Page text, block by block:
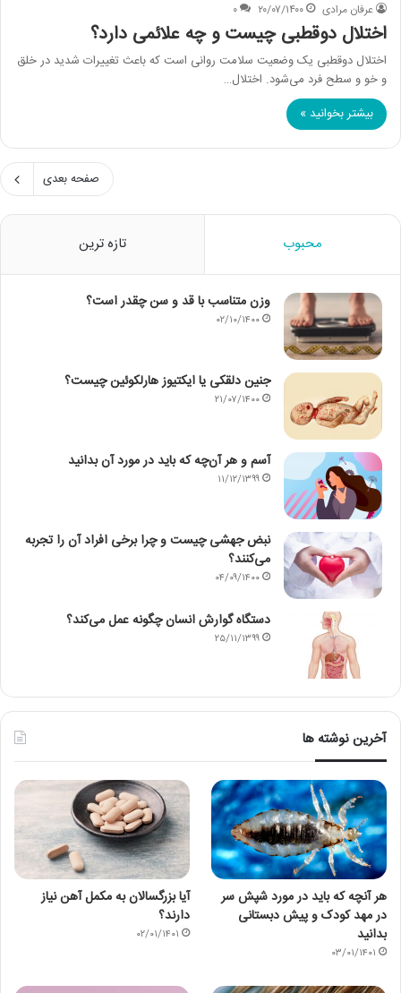
عرفان مرادی ۲۰/۰۷/۱۴۰۰ ۰
اختلال دوقطبی چیست و چه علائمی دارد؟
اختلال دوقطبی یک وضعیت سلامت روانی است که باعث تغییرات شدید در خلق
و خو و سطح فرد می‌شود. اختلال…
بیشتر بخوانید »
صفحه بعدی
محبوب تازه ترین
وزن متناسب با قد و سن چقدر است؟
۰۲/۱۰/۱۴۰۰
جنین دلقکی یا ایکتیوز هارلکوئین چیست؟
۲۱/۰۷/۱۴۰۰
آسم و هر آن‌چه که باید در مورد آن بدانید
۱۱/۱۲/۱۳۹۹
نبض جهشی چیست و چرا برخی افراد آن را تجربه
می‌کنند؟
۰۴/۰۹/۱۴۰۰
دستگاه گوارش انسان چگونه عمل می‌کند؟
۲۵/۱۱/۱۳۹۹
آخرین نوشته ها
هر آنچه که باید در مورد شپش سر
در مهد کودک و پیش دبستانی
بدانید
۰۳/۰۱/۱۴۰۱
آیا بزرگسالان به مکمل آهن نیاز
دارند؟
۰۲/۰۱/۱۴۰۱